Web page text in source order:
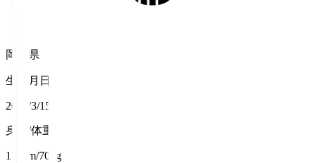
岡山県
生年月日
2002/3/15
身長/体重
175cm/70kg